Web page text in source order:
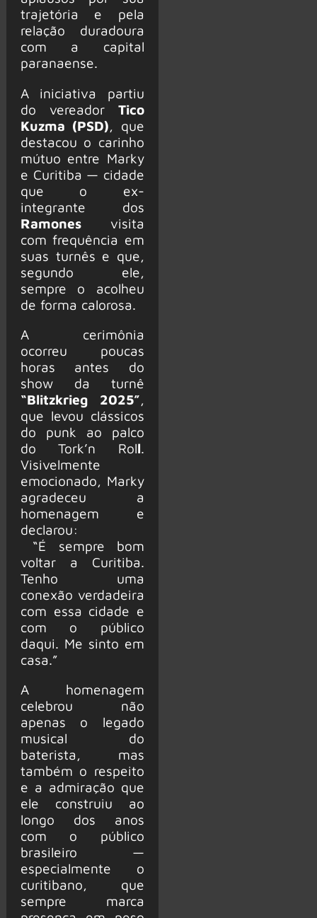
trajetória e pela
relação duradoura
com a capital
paranaense.
A iniciativa partiu
do vereador Tico
Kuzma (PSD) , que
destacou o carinho
mútuo entre Marky
e Curitiba — cidade
que o ex-
integrante dos
Ramonesvisita
com frequência em
suas turnês e que,
segundo ele,
sempre o acolheu
de forma calorosa.
A cerimônia
ocorreu poucas
horas antes do
show da turnê
“Blitzkrieg 2025”,
que levou clássicos
do punk ao palco
do Tork’n Roll.
Visivelmente
emocionado, Marky
agradeceu a
homenagem e
declarou:
“É sempre bom
voltar a Curitiba.
Tenho uma
conexão verdadeira
com essa cidade e
com o público
daqui. Me sinto em
casa.”
A homenagem
celebrou não
apenas o legado
musical do
baterista, mas
também o respeito
e a admiração que
ele construiu ao
longo dos anos
com o público
brasileiro —
especialmente o
curitibano, que
sempre marca